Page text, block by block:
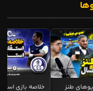
طنز
خلاصه بازی